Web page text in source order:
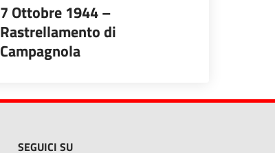
7 Ottobre 1944 –
Rastrellamento di
Campagnola
SEGUICI SU